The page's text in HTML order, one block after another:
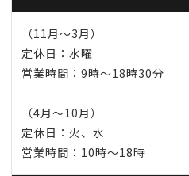
（11月〜3月）
定休日：水曜
営業時間：9時〜18時30分
（4月〜10月）
定休日：火、水
営業時間：10時〜18時